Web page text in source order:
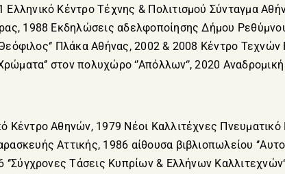
Κέντρο Τέχνης & Πολιτισμού Σύνταγμα
1988 Εκδηλώσεις αδελφοποίησης Δήμου
Πλάκα Αθήνας, 2002 & 2008 Κέντρο
στον πολυχώρο ‘’Απόλλων‘’, 2020
Κέντρο Αθηνών, 1979 Νέοι Καλλιτέχνες
Αττικής, 1986 αίθουσα βιβλιοπωλείου
Τάσεις Κυπρίων & Ελλήνων